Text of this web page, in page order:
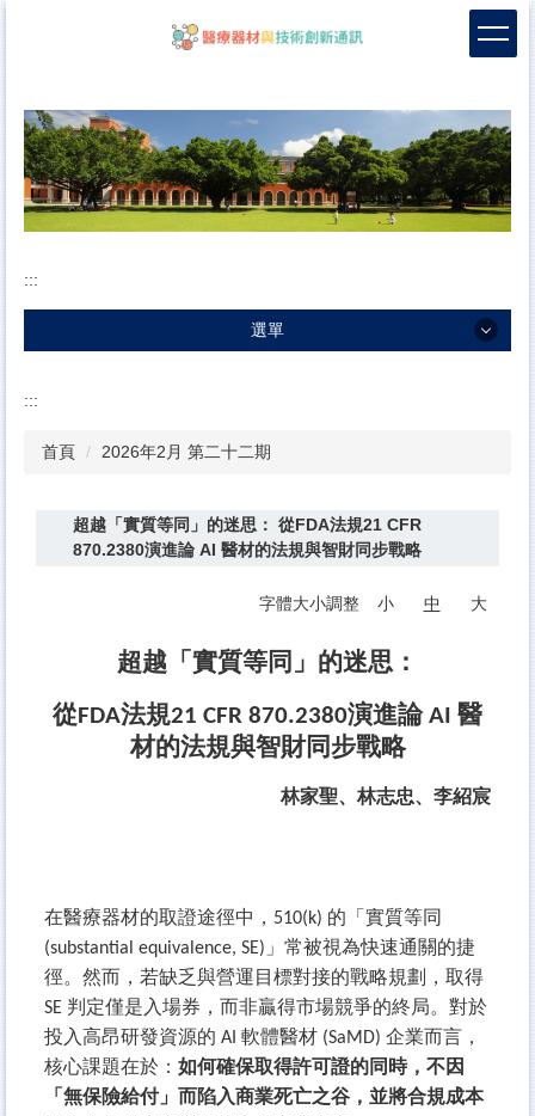
內
容
區
:::
選單
各期刊物
投稿規定
訂閱/取消訂閱
:::
首頁 2026年2月 第二十二期
超越「實質等同」的迷思： 從FDA法規21 CFR
870.2380演進論 AI 醫材的法規與智財同步戰略
字體大小調整 小 中 大
超越「實質等同」的迷思：
從FDA法規21 CFR 870.2380演進論 AI 醫
材的法規與智財同步戰略
林家聖、林志忠、李紹宸
在醫療器材的取證途徑中，510(k) 的「實質等同
(substantial equivalence, SE)」常被視為快速通關的捷
徑。然而，若缺乏與營運目標對接的戰略規劃，取得
SE 判定僅是入場券，而非贏得市場競爭的終局。對於
投入高昂研發資源的 AI 軟體醫材 (SaMD) 企業而言，
核心課題在於： 如何確保取得許可證的同時，不因
「無保險給付」而陷入商業死亡之谷，並將合規成本